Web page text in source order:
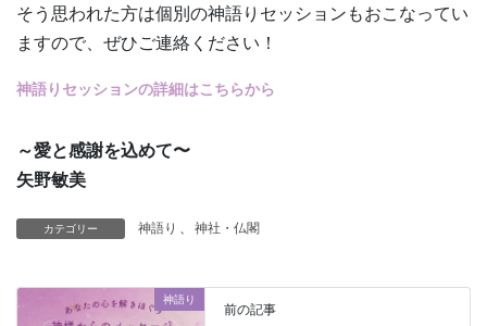
そう思われた方は個別の神語りセッションもおこなってい
ますので、ぜひご連絡ください！
神語りセッションの詳細はこちらから
～愛と感謝を込めて〜
矢野敏美
カテゴリー 神語り 、 神社・仏閣
神語り
前の記事